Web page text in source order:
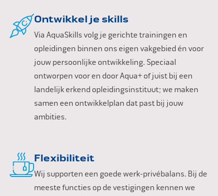
Ontwikkel je skills
Via AquaSkills volg je gerichte trainingen en
opleidingen binnen ons eigen vakgebied én voor
jouw persoonlijke ontwikkeling. Speciaal
ontworpen voor en door Aqua+ of juist bij een
landelijk erkend opleidingsinstituut; we maken
samen een ontwikkelplan dat past bij jouw
ambities.
Flexibiliteit
Wij supporten een goede werk-privébalans. Bij de
meeste functies op de vestigingen kennen we